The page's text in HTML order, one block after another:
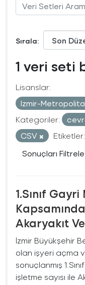
Sırala
1 veri seti
Lisanslar:
Izmir-
Kategoriler:
CSV
Etiketler:
Sonuçları Filtrele
1.Sınıf
Akaryakıt
İzmir Büyükşehir
olan işyeri açma
sonuçlanmış
işletme sayısı ile